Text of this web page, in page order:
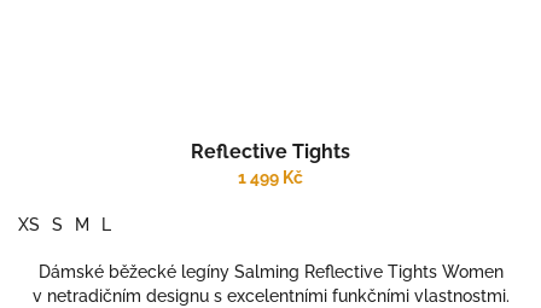
Reflective Tights
1 499 Kč
XS S M L
Dámské běžecké legíny Salming Reflective Tights Women
v netradičním designu s excelentními funkčními vlastnostmi.